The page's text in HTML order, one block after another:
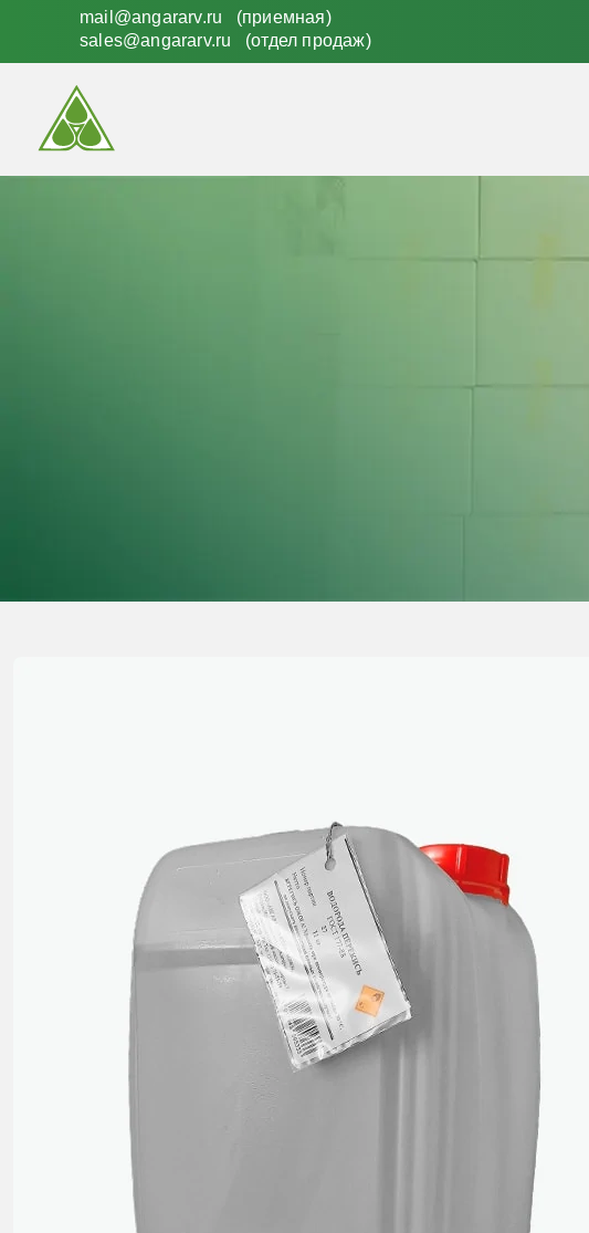
mail@angararv.ru (приемная)
sales@angararv.ru (отдел продаж)